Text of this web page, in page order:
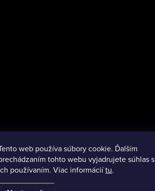
web používa súbory cookie. Ďalším
tohto webu vyjadrujete súhlas s
používaním. Viac informáciítu.
vyhradené.